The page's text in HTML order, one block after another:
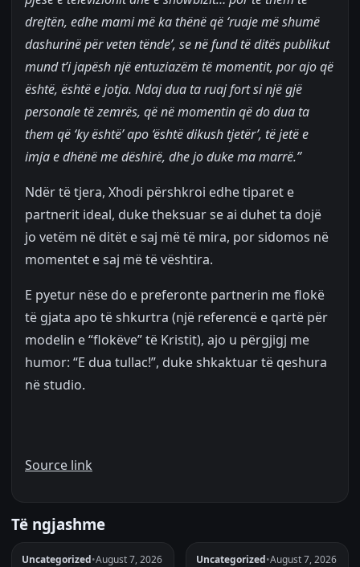
drejtën, edhe mami më ka thënë që ‘ruaje më shumë
dashurinë për veten tënde’, se në fund të ditës publikut
mund t’i japësh një entuziazëm të momentit, por ajo që
është, është e jotja. Ndaj dua ta ruaj fort si një gjë
personale të zemrës, që në momentin që do dua ta
them që ‘ky është’ apo ‘është dikush tjetër’, të jetë e
imja e dhënë me dëshirë, dhe jo duke ma marrë.”
Ndër të tjera, Xhodi përshkroi edhe tiparet e
partnerit ideal, duke theksuar se ai duhet ta dojë
jo vetëm në ditët e saj më të mira, por sidomos në
momentet e saj më të vështira.
E pyetur nëse do e preferonte partnerin me flokë
të gjata apo të shkurtra (një referencë e qartë për
modelin e “flokëve” të Kristit), ajo u përgjigj me
humor: “E dua tullac!”, duke shkaktuar të qeshura
në studio.
Source link
Të ngjashme
Uncategorized•August 7, 2026 Uncategorized•August 7, 2026